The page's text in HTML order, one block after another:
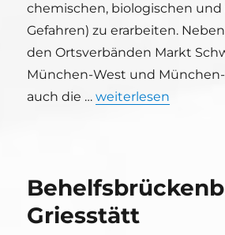
chemischen, biologischen und
Gefahren) zu erarbeiten.
den Ortsverbänden Markt
München-West und
auch die …„THW
weiterlesen
Griesstätt